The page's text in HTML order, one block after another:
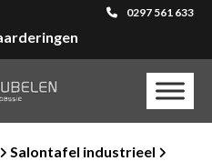
0297 561 633
Salontafel industrieel